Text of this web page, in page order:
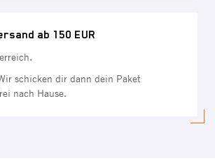
ab 150 EUR
schicken dir dann dein Paket
nach Hause.